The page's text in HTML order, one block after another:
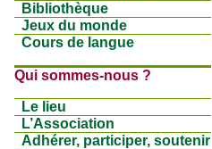
Bibliothèque
Jeux du monde
Cours de langue
Qui sommes-nous ?
Le lieu
L’Association
Adhérer, participer, soutenir